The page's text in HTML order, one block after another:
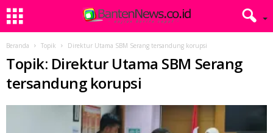
Beranda Topik Direktur Utama SBM Serang tersandung korupsi
Topik: Direktur Utama SBM Serang
tersandung korupsi